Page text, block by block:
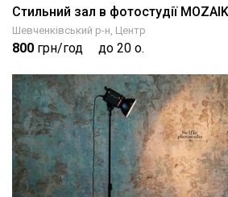
Стильний зал в фотостудії MOZAIK
Шевченківський р-н, Центр
800 грн/год до 20 о.